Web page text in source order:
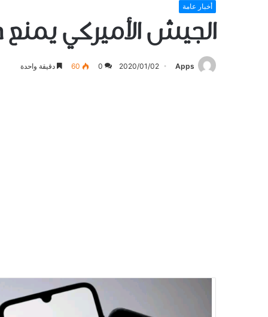
أخبار عامة
ﺍﻟﺠﻴﺶ ﺍﻷﻣﻴﺮﻛﻲ
Apps
2020/01/02
0
60 دقيقة واحدة